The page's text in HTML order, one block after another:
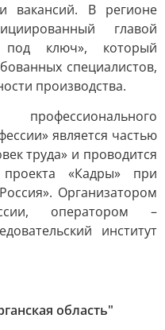
вакансий. В регионе
главой
ключ», который
специалистов,
производства.
является частью
труда» и проводится
«Кадры» при
Организатором
оператором –
институт
область"